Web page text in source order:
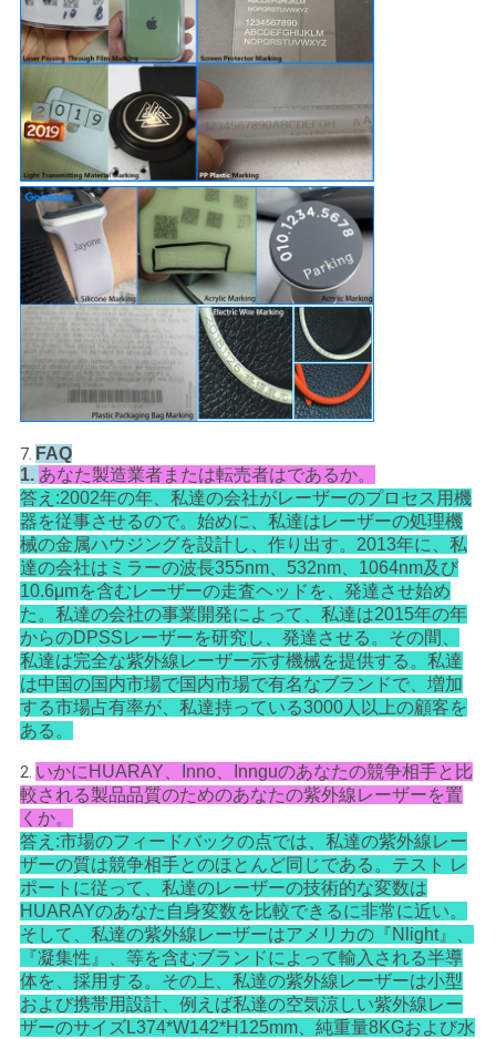
7. FAQ
1. あなた製造業者または転売者はであるか。
答え:2002年の年、私達の会社がレーザーのプロセス用機
器を従事させるので。始めに、私達はレーザーの処理機
械の金属ハウジングを設計し、作り出す。2013年に、私
達の会社はミラーの波長355nm、532nm、1064nm及び
10.6μmを含むレーザーの走査ヘッドを、発達させ始め
た。私達の会社の事業開発によって、私達は2015年の年
からのDPSSレーザーを研究し、発達させる。その間、
私達は完全な紫外線レーザー示す機械を提供する。私達
は中国の国内市場で国内市場で有名なブランドで、増加
する市場占有率が、私達持っている3000人以上の顧客を
ある。
2. いかにHUARAY、Inno、Innguのあなたの競争相手と比
較される製品品質のためのあなたの紫外線レーザーを置
くか。
答え:市場のフィードバックの点では、私達の紫外線レー
ザーの質は競争相手とのほとんど同じである。テスト レ
ポートに従って、私達のレーザーの技術的な変数は
HUARAYのあなた自身変数を比較できるに非常に近い。
そして、私達の紫外線レーザーはアメリカの『Nlight』、
『凝集性』、等を含むブランドによって輸入される半導
体を、採用する。その上、私達の紫外線レーザーは小型
および携帯用設計、例えば私達の空気涼しい紫外線レー
ザーのサイズL374*W142*H125mm、純重量8KGおよび水